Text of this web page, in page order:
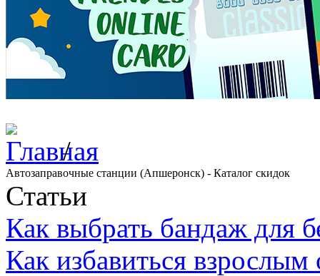
/
Автозаправочные станции (Апшеронск) - Каталог скидок
Статьи
Как выбрать бандаж для
Как избавиться